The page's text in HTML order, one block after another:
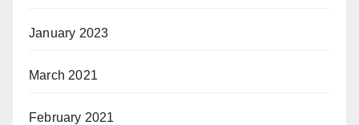
January 2023
March 2021
February 2021